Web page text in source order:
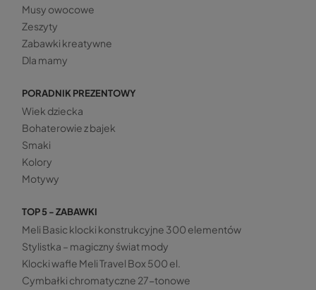
Musy owocowe
Zeszyty
Zabawki kreatywne
Dla mamy
PORADNIK PREZENTOWY
Wiek dziecka
Bohaterowie z bajek
Smaki
Kolory
Motywy
TOP 5 - ZABAWKI
Meli Basic klocki konstrukcyjne 300 elementów
Stylistka – magiczny świat mody
Klocki wafle Meli Travel Box 500 el.
Cymbałki chromatyczne 27-tonowe